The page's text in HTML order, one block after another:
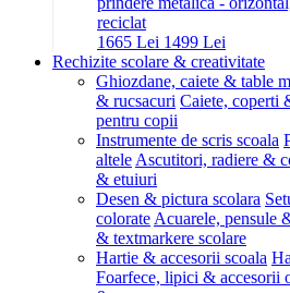
reciclat
1665 Lei 1499 Lei
Rechizite scolare & creativitate
Ghiozdane, caiete & table
& rucsacuri Caiete, coperti
pentru copii
Instrumente de scris scoala
altele Ascutitori, radiere &
& etuiuri
Desen & pictura scolara
colorate Acuarele, pensule
& textmarkere scolare
Hartie & accesorii scoala
Foarfece, lipici & accesorii